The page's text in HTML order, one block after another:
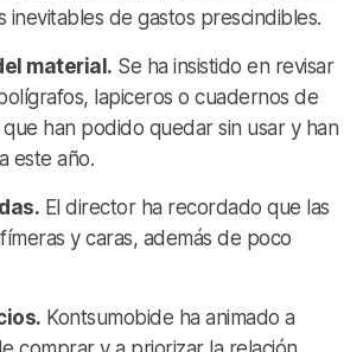
inevitables de gastos prescindibles.
material. Se ha insistido en revisar
lapiceros o cuadernos de
han podido quedar sin usar y han
este año.
El director ha recordado que las
y caras, además de poco
Kontsumobide ha animado a